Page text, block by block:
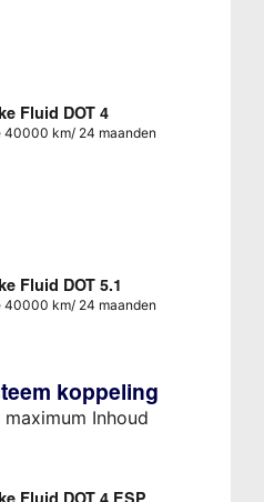
Fluid DOT 4
40000 km/ 24 maanden
Fluid DOT 5.1
40000 km/ 24 maanden
koppeling
Inhoud